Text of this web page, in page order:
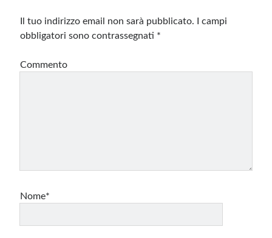
Il tuo indirizzo email non sarà pubblicato.
I campi
obbligatori sono contrassegnati *
Commento
Nome*